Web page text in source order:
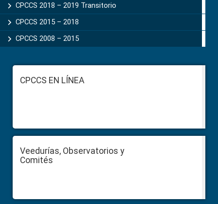
CPCCS 2018 – 2019 Transitorio
CPCCS 2015 – 2018
CPCCS 2008 – 2015
FooterCPCCS EN LÍNEA
Veedurías, Observatorios y
Comités